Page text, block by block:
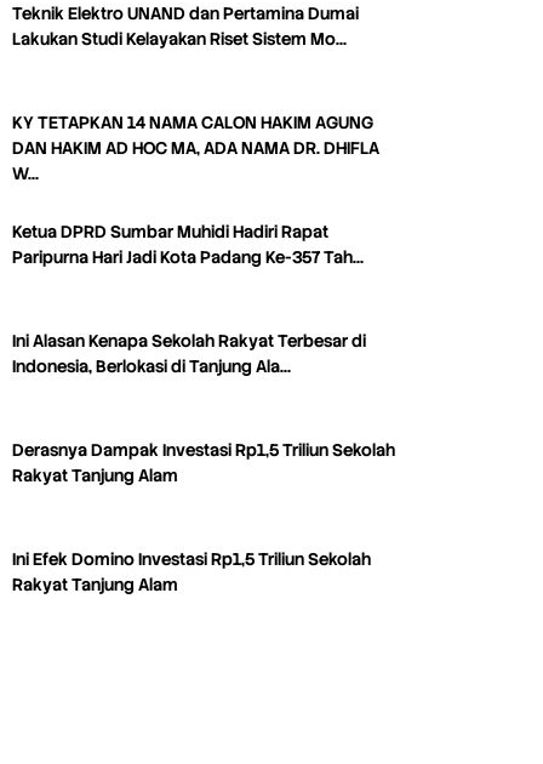
Teknik Elektro UNAND dan Pertamina Dumai
Lakukan Studi Kelayakan Riset Sistem Mo…
KY TETAPKAN 14 NAMA CALON HAKIM AGUNG
DAN HAKIM AD HOC MA, ADA NAMA DR. DHIFLA
W…
Ketua DPRD Sumbar Muhidi Hadiri Rapat
Paripurna Hari Jadi Kota Padang Ke-357 Tah…
Ini Alasan Kenapa Sekolah Rakyat Terbesar di
Indonesia, Berlokasi di Tanjung Ala…
Derasnya Dampak Investasi Rp1,5 Triliun Sekolah
Rakyat Tanjung Alam
Ini Efek Domino Investasi Rp1,5 Triliun Sekolah
Rakyat Tanjung Alam